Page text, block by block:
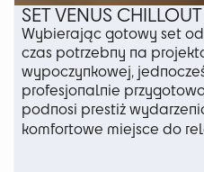
SET VENUS CHILLOUT
Wybierając gotowy set od
czas potrzebny na
wypoczynkowej,
profesjonalnie
podnosi prestiż
komfortowe miejsce do